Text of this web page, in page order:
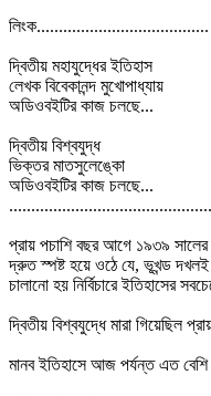
লিংক.......................................
দ্বিতীয় মহাযুদ্ধের ইতিহাস
লেখক বিবেকানন্দ মুখোপাধ্যায়
অডিওবইটির কাজ চলছে...
দ্বিতীয় বিশ্বযুদ্ধ
ভিক্তর মাতসুলেঙ্কো
অডিওবইটির কাজ চলছে...
প্রায় পচাশি বছর আগে ১৯৩৯ সালের
দ্রুত স্পষ্ট হয়ে ওঠে যে, ভূখন্ড দখলই
চালানো হয় নির্বিচারে ইতিহাসের
দ্বিতীয় বিশ্বযুদ্ধে মারা গিয়েছিল
মানব ইতিহাসে আজ পর্যন্ত এত